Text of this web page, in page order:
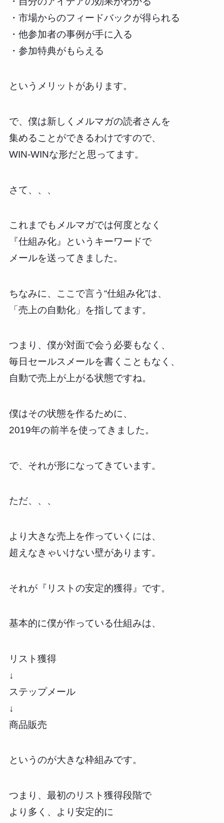
・市場からのフィードバックが得られる
・他参加者の事例が手に入る
・参加特典がもらえる
というメリットがあります。
で、僕は新しくメルマガの読者さんを
集めることができるわけですので、
WIN-WINな形だと思ってます。
さて、、、
これまでもメルマガでは何度となく
『仕組み化』というキーワードで
メールを送ってきました。
ちなみに、ここで言う“仕組み化”は、
「売上の自動化」を指してます。
つまり、僕が対面で会う必要もなく、
毎日セールスメールを書くこともなく、
自動で売上が上がる状態ですね。
僕はその状態を作るために、
2019年の前半を使ってきました。
で、それが形になってきています。
ただ、、、
より大きな売上を作っていくには、
超えなきゃいけない壁があります。
それが『リストの安定的獲得』です。
基本的に僕が作っている仕組みは、
リスト獲得
↓
ステップメール
↓
商品販売
というのが大きな枠組みです。
つまり、最初のリスト獲得段階で
より多く、より安定的に